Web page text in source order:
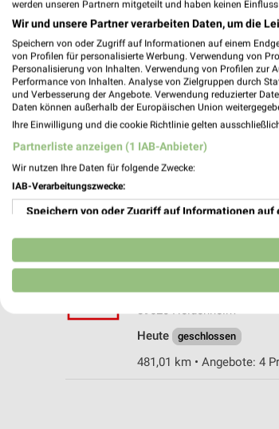
Kaufland Ellwangen
73479 Ellwangen
Heute geschlossen
Aalener Straße 20
89520 Heidenheim
Heute
geschlossen
481,01 km • Angebote: 4
werden unseren Partnern mitgeteilt und haben keinen
Wir und unsere Partner verarbeiten Daten, um die
Speichern von oder Zugriff auf Informationen auf einem
von Profilen für personalisierte Werbung. Verwendung von
Personalisierung von Inhalten. Verwendung von Profilen zur
Performance von Inhalten. Analyse von Zielgruppen durch
und Verbesserung der Angebote. Verwendung reduzierter
Daten können außerhalb der Europäischen Union
Ihre Einwilligung und die cookie Richtlinie gelten
Partnerliste anzeigen (1 IAB-Anbieter)
Wir nutzen Ihre Daten für folgende Zwecke:
IAB-Verarbeitungszwecke:
Speichern von oder Zugriff auf Informationen auf
Verwendung reduzierter Daten zur Auswahl von
Erstellung von Profilen für personalisierte
Erstellung von Profilen zur Personalisierung von